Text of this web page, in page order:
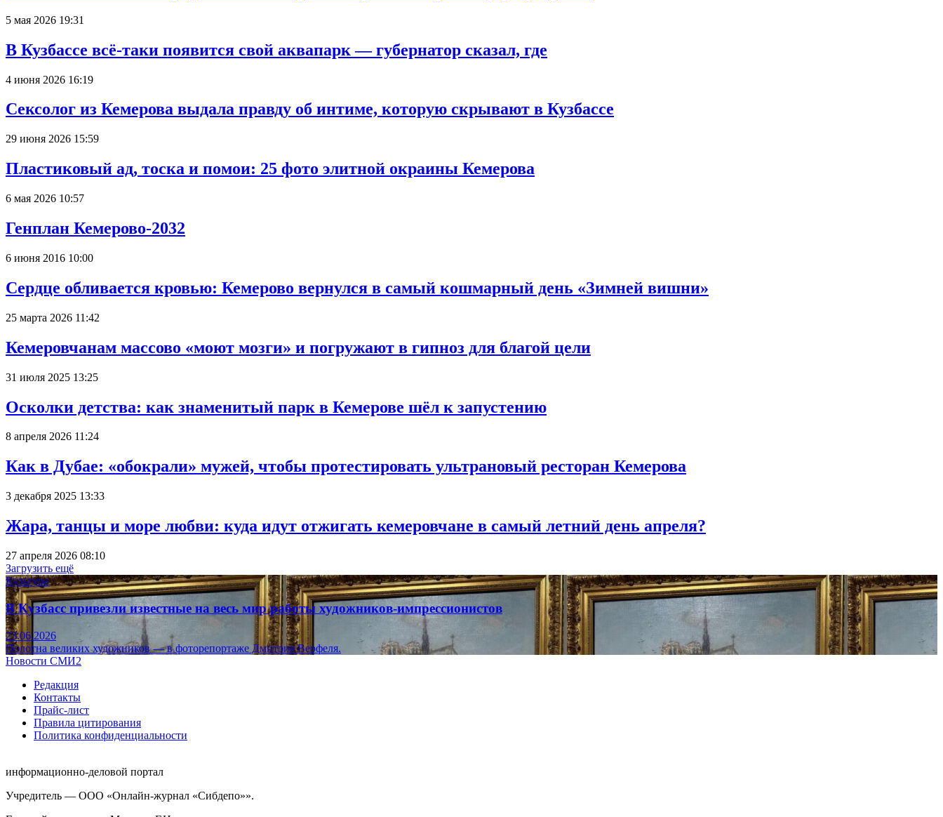
5 мая 2026 19:31
В Кузбассе всё-таки появится свой аквапарк — губернатор сказал, где
4 июня 2026 16:19
Сексолог из Кемерова выдала правду об интиме, которую скрывают в Кузбассе
29 июня 2026 15:59
Пластиковый ад, тоска и помои: 25 фото элитной окраины Кемерова
6 мая 2026 10:57
Генплан Кемерово-2032
6 июня 2016 10:00
Сердце обливается кровью: Кемерово вернулся в самый кошмарный день «Зимней вишни»
25 марта 2026 11:42
Кемеровчанам массово «моют мозги» и погружают в гипноз для благой цели
31 июля 2025 13:25
Осколки детства: как знаменитый парк в Кемерове шёл к запустению
8 апреля 2026 11:24
Как в Дубае: «обокрали» мужей, чтобы протестировать ультрановый ресторан Кемерова
3 декабря 2025 13:33
Жара, танцы и море любви: куда идут отжигать кемеровчане в самый летний день апреля?
27 апреля 2026 08:10
Загрузить ещё
Культура
В Кузбасс привезли известные на весь мир работы художников-импрессионистов
23.06.2026
Полотна великих художников — в фоторепортаже Дмитрия Верфеля.
Новости СМИ2
Редакция
Контакты
Прайс-лист
Правила цитирования
Политика конфиденциальности
информационно-деловой портал
Учредитель — ООО «Онлайн-журнал «Сибдепо»».